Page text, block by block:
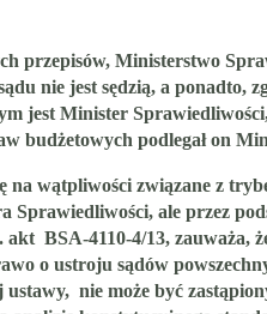
przepisów, Ministerstwo
nie jest sędzią, a ponadto,
jest Minister
budżetowych podlegał on
wątpliwości związane z
ale przez
akt BSA-4110-4/13,
o ustroju sądów
nie może być